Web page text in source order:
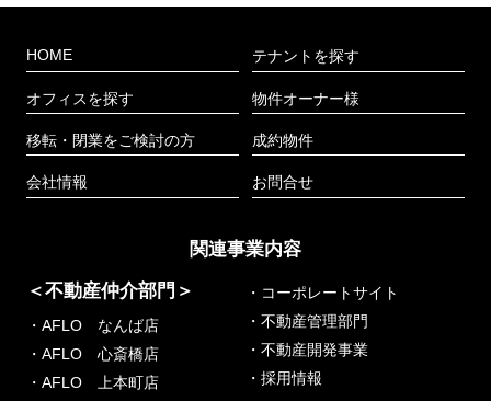
HOME
オフィスを探す
移転・閉業をご検討の方
会社情報
テナントを探す
物件オーナー様
成約物件
お問合せ
関連事業内容
＜不動産仲介部門＞
・AFLO なんば店
・AFLO 心斎橋店
・AFLO 上本町店
・コーポレートサイト
・不動産管理部門
・不動産開発事業
・採用情報